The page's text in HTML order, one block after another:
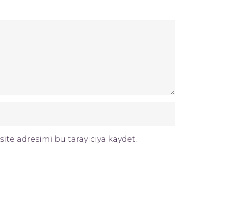
adresimi bu tarayıcıya kaydet.